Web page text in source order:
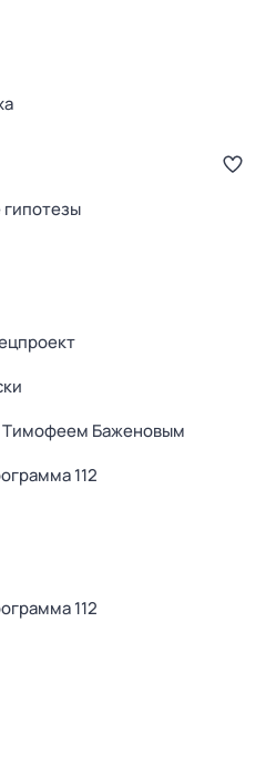
Тимофеем Баженовым
112
112